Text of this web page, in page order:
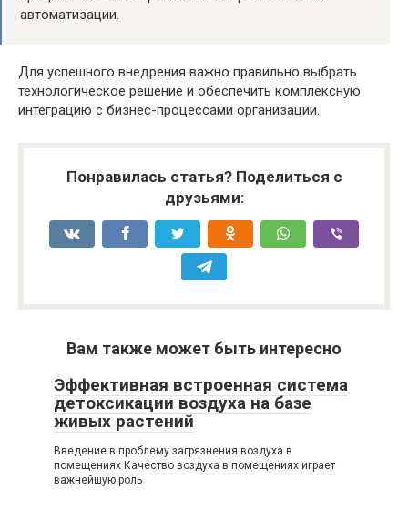
автоматизации.
Для успешного внедрения важно правильно выбрать
технологическое решение и обеспечить комплексную
интеграцию с бизнес-процессами организации.
Понравилась статья? Поделиться с
друзьями:
Вам также может быть интересно
Эффективная встроенная система
детоксикации воздуха на базе
живых растений
Введение в проблему загрязнения воздуха в
помещениях Качество воздуха в помещениях играет
важнейшую роль